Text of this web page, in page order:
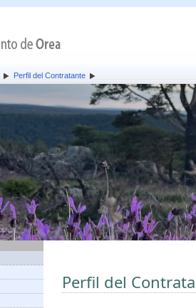
Perfil del Contratante
Perfil del